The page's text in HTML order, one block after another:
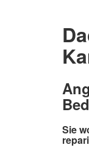
Sie